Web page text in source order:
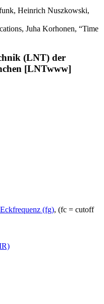
Heinrich Nuszkowski,
Juha Korhonen, “Time
(LNT) der
[LNTwww]
(fg), (fc = cutoff